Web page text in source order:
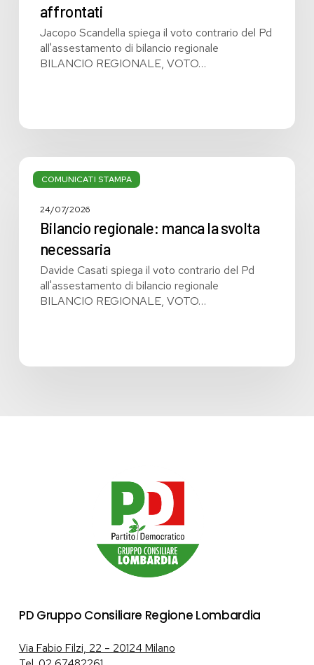
affrontati
affrontati
Jacopo Scandella spiega il voto contrario del Pd
all'assestamento di bilancio regionale
BILANCIO REGIONALE, VOTO…
COMUNICATI STAMPA
Bilancio
regionale:
svolta
24/07/2026
Bilancio regionale: manca la svolta
necessaria
Davide Casati spiega il voto contrario del Pd
all'assestamento di bilancio regionale
BILANCIO REGIONALE, VOTO…
PD Gruppo Consiliare Regione Lombardia
Via Fabio Filzi, 22 – 20124 Milano